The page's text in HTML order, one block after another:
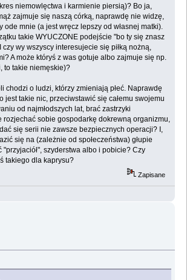
niemowlęctwa i karmienie piersią)? Bo ja,
zajmuje się naszą córką, naprawdę nie widzę,
ode mnie (a jest wręcz lepszy od własnej matki).
takie WYUCZONE podejście "bo ty się znasz
wy wszyscy interesujecie się piłką nożną,
A może któryś z was gotuje albo zajmuje się np.
to takie niemęskie)?
chodzi o ludzi, którzy zmieniają płeć. Naprawdę
jest takie nic, przeciwstawić się całemu swojemu
od najmłodszych lat, brać zastrzyki
sobie gospodarkę dokrewną organizmu,
się serii nie zawsze bezpiecznych operacji? I,
się na (zależnie od społeczeństwa) głupie
"przyjaciół", szyderstwa albo i pobicie? Czy
takiego dla kaprysu?
Zapisane